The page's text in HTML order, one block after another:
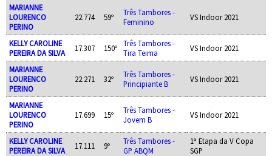
MARIANNE
LOURENCO
PERINO
22.774 59º
Três Tambores -
Feminino
VS Indoor 2021
KELLY CAROLINE
PEREIRA DA SILVA
17.307 150º
Três Tambores -
Tira Teima
VS Indoor 2021
MARIANNE
LOURENCO
PERINO
22.271 32º
Três Tambores -
Principiante B
VS Indoor 2021
MARIANNE
LOURENCO
PERINO
17.699 15º
Três Tambores -
Jovem B
VS Indoor 2021
KELLY CAROLINE
PEREIRA DA SILVA
17.111 9º
Três Tambores -
GP ABQM
1ª Etapa da V Copa
SGP